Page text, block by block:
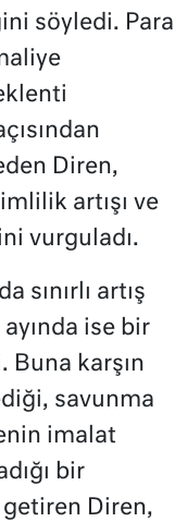
söyledi. Para
Diren,
artışı ve
vurguladı.
sınırlı artış
ayında ise bir
Buna karşın
savunma
imalat
bir
Diren,